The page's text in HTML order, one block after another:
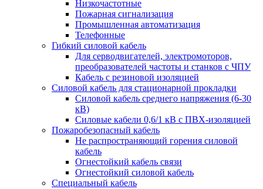
Низкочастотные
Пожарная сигнализация
Промышленная автоматизация
Телефонные
Гибкий силовой кабель
Для серводвигателей, электромоторов,
преобразователей частоты и станков с ЧПУ
Кабель с резиновой изоляцией
Силовой кабель для стационарной прокладки
Силовой кабель среднего напряжения (6-30
кВ)
Силовые кабели 0,6/1 кВ с ПВХ-изоляцией
Пожаробезопасный кабель
Не распространяющий горения силовой
кабель
Огнестойкий кабель связи
Огнестойкий силовой кабель
Специальный кабель